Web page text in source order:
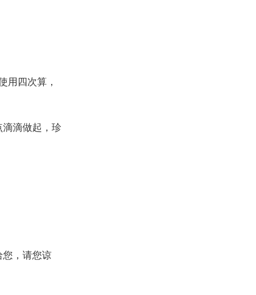
用四次算，
滴做起，珍
您，请您谅